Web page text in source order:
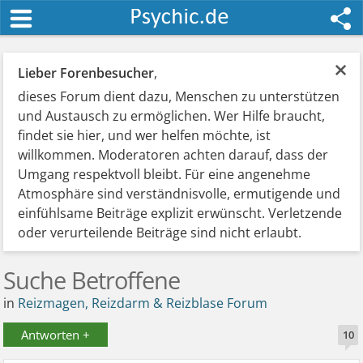
×
Lieber Forenbesucher,
dieses Forum dient dazu, Menschen zu unterstützen
und Austausch zu ermöglichen. Wer Hilfe braucht,
findet sie hier, und wer helfen möchte, ist
willkommen. Moderatoren achten darauf, dass der
Umgang respektvoll bleibt. Für eine angenehme
Atmosphäre sind verständnisvolle, ermutigende und
einfühlsame Beiträge explizit erwünscht. Verletzende
oder verurteilende Beiträge sind nicht erlaubt.
Suche Betroffene
in Reizmagen, Reizdarm & Reizblase Forum
Antworten + 10